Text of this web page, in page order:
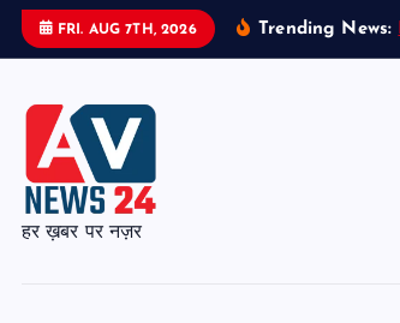
FRI. AUG 7TH, 2026 Trending News:
हर ख़बर पर नज़र